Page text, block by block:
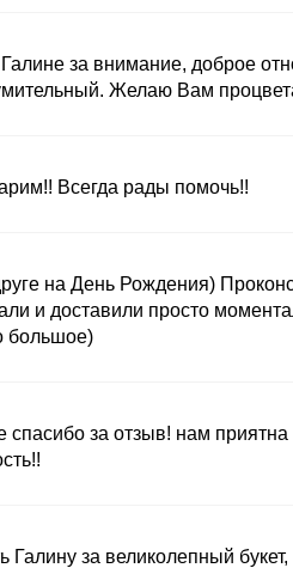
за внимание, доброе
Желаю Вам
Всегда рады помочь!!
на День Рождения)
и доставили просто
большое)
спасибо за отзыв! нам
Галину за великолепный